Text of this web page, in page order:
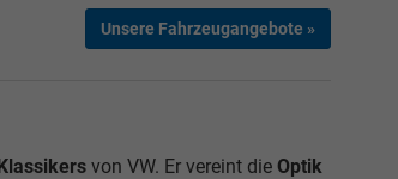
Unsere Fahrzeugangebote »
Klassikersvon VW. Er vereint die Optik